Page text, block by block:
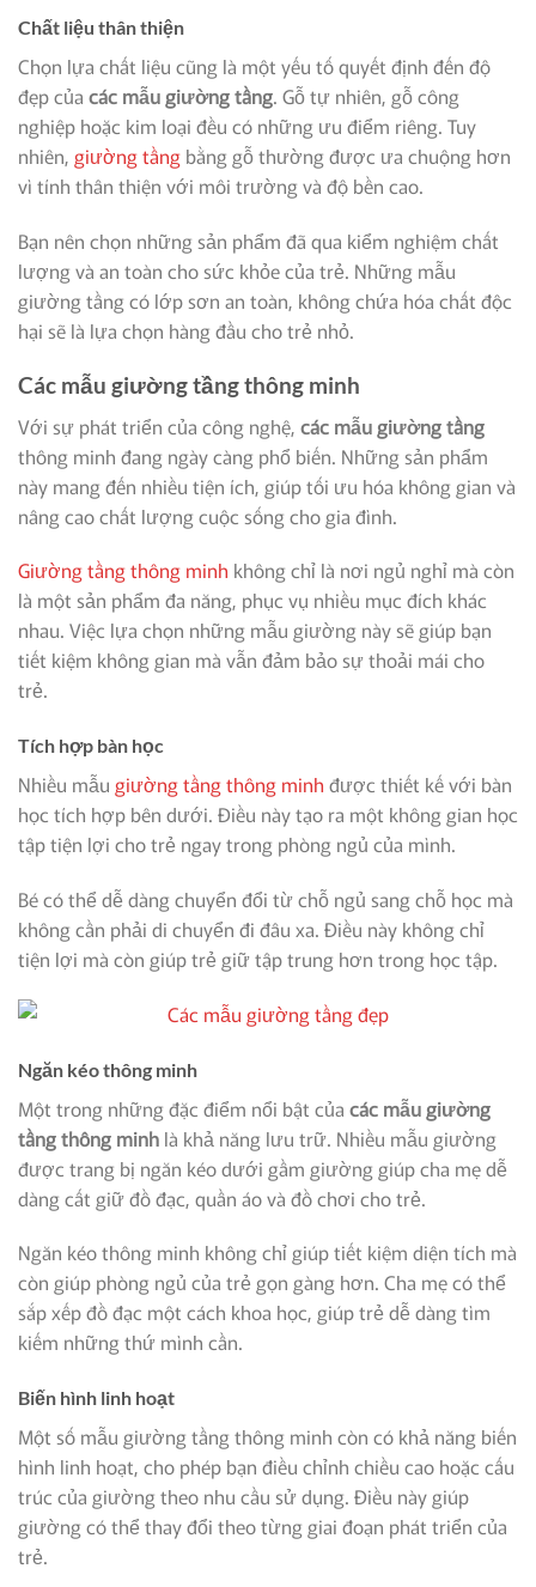
Chất liệu thân thiện
Chọn lựa chất liệu cũng là một yếu tố quyết định đến độ
đẹp của các mẫu giường tầng. Gỗ tự nhiên, gỗ công
nghiệp hoặc kim loại đều có những ưu điểm riêng. Tuy
nhiên, giường tầng bằng gỗ thường được ưa chuộng hơn
vì tính thân thiện với môi trường và độ bền cao.
Bạn nên chọn những sản phẩm đã qua kiểm nghiệm chất
lượng và an toàn cho sức khỏe của trẻ. Những mẫu
giường tầng có lớp sơn an toàn, không chứa hóa chất độc
hại sẽ là lựa chọn hàng đầu cho trẻ nhỏ.
Các mẫu giường tầng thông minh
Với sự phát triển của công nghệ, các mẫu giường tầng
thông minh đang ngày càng phổ biến. Những sản phẩm
này mang đến nhiều tiện ích, giúp tối ưu hóa không gian và
nâng cao chất lượng cuộc sống cho gia đình.
Giường tầng thông minh không chỉ là nơi ngủ nghỉ mà còn
là một sản phẩm đa năng, phục vụ nhiều mục đích khác
nhau. Việc lựa chọn những mẫu giường này sẽ giúp bạn
tiết kiệm không gian mà vẫn đảm bảo sự thoải mái cho
trẻ.
Tích hợp bàn học
Nhiều mẫu giường tầng thông minh được thiết kế với bàn
học tích hợp bên dưới. Điều này tạo ra một không gian học
tập tiện lợi cho trẻ ngay trong phòng ngủ của mình.
Bé có thể dễ dàng chuyển đổi từ chỗ ngủ sang chỗ học mà
không cần phải di chuyển đi đâu xa. Điều này không chỉ
tiện lợi mà còn giúp trẻ giữ tập trung hơn trong học tập.
Ngăn kéo thông minh
Một trong những đặc điểm nổi bật của các mẫu giường
tầngthông minh là khả năng lưu trữ. Nhiều mẫu giường
được trang bị ngăn kéo dưới gầm giường giúp cha mẹ dễ
dàng cất giữ đồ đạc, quần áo và đồ chơi cho trẻ.
Ngăn kéo thông minh không chỉ giúp tiết kiệm diện tích mà
còn giúp phòng ngủ của trẻ gọn gàng hơn. Cha mẹ có thể
sắp xếp đồ đạc một cách khoa học, giúp trẻ dễ dàng tìm
kiếm những thứ mình cần.
Biến hình linh hoạt
Một số mẫu giường tầng thông minh còn có khả năng biến
hình linh hoạt, cho phép bạn điều chỉnh chiều cao hoặc cấu
trúc của giường theo nhu cầu sử dụng. Điều này giúp
giường có thể thay đổi theo từng giai đoạn phát triển của
trẻ.